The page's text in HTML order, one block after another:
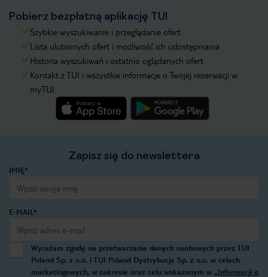
Pobierz bezpłatną aplikację TUI
Szybkie wyszukiwanie i przeglądanie ofert
Lista ulubionych ofert i możliwość ich udostępniania
Historia wyszukiwań i ostatnio oglądanych ofert
Kontakt z TUI i wszystkie informacje o Twojej rezerwacji w
myTUI
Zapisz się do newslettera
IMIĘ*
E-MAIL*
Wyrażam zgodę na przetwarzanie danych osobowych przez TUI
Poland Sp. z o.o. i TUI Poland Dystrybucja Sp. z o.o. w celach
marketingowych, w zakresie oraz celu wskazanym w „Informacji o